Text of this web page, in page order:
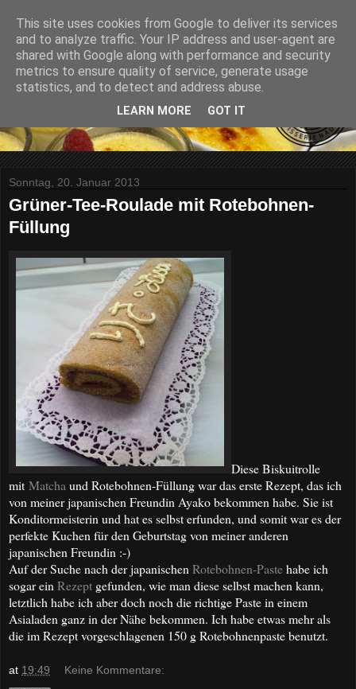
Sonntag, 20. Januar 2013
Grüner-Tee-Roulade mit Rotebohnen-
Füllung
Diese Biskuitrolle
mit Matcha und Rotebohnen-Füllung war das erste Rezept, das ich
von meiner japanischen Freundin Ayako bekommen habe. Sie ist
Konditormeisterin und hat es selbst erfunden, und somit war es der
perfekte Kuchen für den Geburtstag von meiner anderen
japanischen Freundin :-)
Auf der Suche nach der japanischen Rotebohnen-Pastehabe ich
sogar ein Rezept gefunden, wie man diese selbst machen kann,
letztlich habe ich aber doch noch die richtige Paste in einem
Asialaden ganz in der Nähe bekommen. Ich habe etwas mehr als
die im Rezept vorgeschlagenen 150 g Rotebohnenpaste benutzt.
at 19:49 Keine Kommentare:
This site uses cookies from Google to deliver its services
and to analyze traffic. Your IP address and user-agent are
shared with Google along with performance and security
metrics to ensure quality of service, generate usage
statistics, and to detect and address abuse.
LEARN MORE GOT IT